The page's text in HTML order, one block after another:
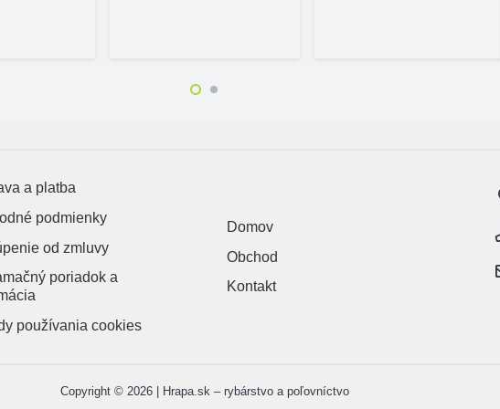
a platba
podmienky
od zmluvy
poriadok a
používania cookies
Domov
Obchod
Kontakt
Copyright © 2026 | Hrapa.sk – rybárstvo a poľovníctvo